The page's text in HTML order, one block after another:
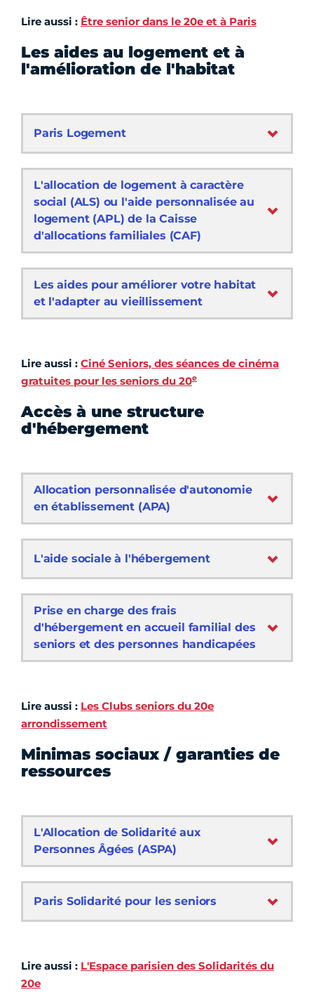
Lire aussi : Être senior dans le 20e et à Paris
Les aides au logement et à
l'amélioration de l'habitat
Paris Logement
L'allocation de logement à caractère
social (ALS) ou l'aide personnalisée au
logement (APL) de la Caisse
d'allocations familiales (CAF)
Les aides pour améliorer votre habitat
et l'adapter au vieillissement
Lire aussi : Ciné Seniors, des séances de cinéma
gratuites pour les seniors du 20e
Accès à une structure
d'hébergement
Allocation personnalisée d'autonomie
en établissement (APA)
L'aide sociale à l'hébergement
Prise en charge des frais
d'hébergement en accueil familial des
seniors et des personnes handicapées
Lire aussi : Les Clubs seniors du 20e
arrondissement
Minimas sociaux / garanties de
ressources
L'Allocation de Solidarité aux
Personnes Âgées (ASPA)
Paris Solidarité pour les seniors
Lire aussi : L'Espace parisien des Solidarités du
20e